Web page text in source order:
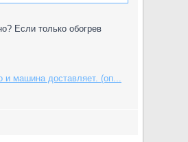
Если только обогрев
машина доставляет. (оп...